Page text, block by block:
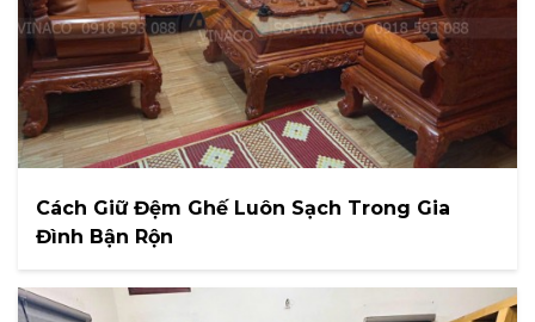
Cách Giữ Đệm Ghế Luôn Sạch Trong Gia
Đình Bận Rộn